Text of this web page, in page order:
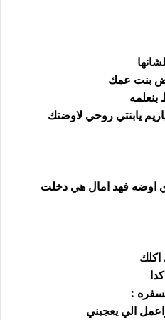
بنت عمك
بنعلمه
يابنتي روحي لاوضتك
اوضه فهد امال هي دخلت
:
الي يعجبني